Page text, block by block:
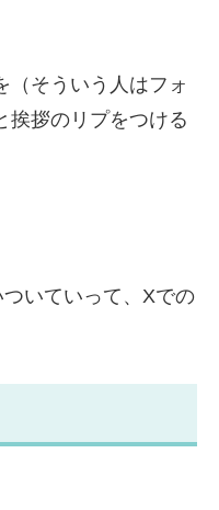
（そういう人はフォ
挨拶のリプをつける
いていって、Xでの